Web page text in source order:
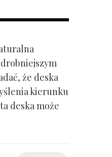
że deska
kierunku
deska może